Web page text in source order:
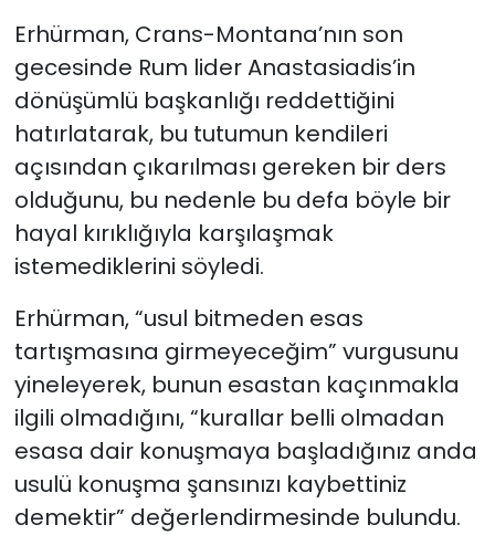
Erhürman, Crans-Montana’nın son
gecesinde Rum lider Anastasiadis’in
dönüşümlü başkanlığı reddettiğini
hatırlatarak, bu tutumun kendileri
açısından çıkarılması gereken bir ders
olduğunu, bu nedenle bu defa böyle bir
hayal kırıklığıyla karşılaşmak
istemediklerini söyledi.
Erhürman, “usul bitmeden esas
tartışmasına girmeyeceğim” vurgusunu
yineleyerek, bunun esastan kaçınmakla
ilgili olmadığını, “kurallar belli olmadan
esasa dair konuşmaya başladığınız anda
usulü konuşma şansınızı kaybettiniz
demektir” değerlendirmesinde bulundu.